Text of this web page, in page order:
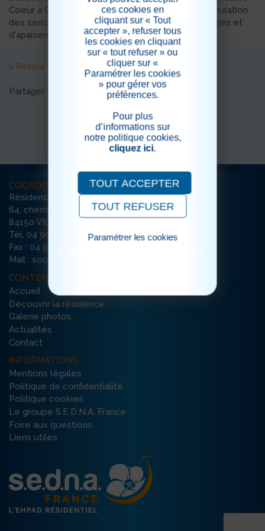
Coeur à Orange. Cette méthode basée sur la stimulation
des sens et permet de beaux moments de partages et
d'apaisements.
> Retour aux actualités
Partager sur les réseaux sociaux
COORDONNÉES
Résidence La Sousto
64, chemin des Violettes
84150 VIOLÈS
Tél. 04 90 70 99 00
Fax : 04 90 70 99 22
Mail : sousto-violes@ehpad-sedna.fr
CONTENU DU SITE
Accueil
Découvrir la résidence
Galerie photos
Actualités
Contact
INFORMATIONS
Mentions légales
Politique de confidentialité
Politique cookies
Le groupe S.E.D.N.A. France
Foire aux questions
Liens utiles
ces cookies en
cliquant sur « Tout
accepter », refuser tous
les cookies en cliquant
sur « tout refuser » ou
cliquer sur «
Paramétrer les cookies
» pour gérer vos
préférences.
Pour plus
d’informations sur
notre politique cookies,
cliquez ici.
TOUT ACCEPTER
TOUT REFUSER
Paramétrer les cookies